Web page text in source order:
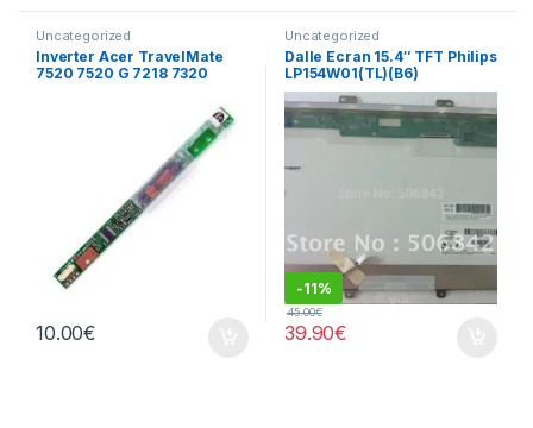
Uncategorized
Inverter Acer TravelMate
7520 7520 G 7218 7320
10.00€
Uncategorized
Dalle Ecran 15.4″ TFT Philips
LP154W01(TL)(B6​)
-11%
39.90€
45.00€